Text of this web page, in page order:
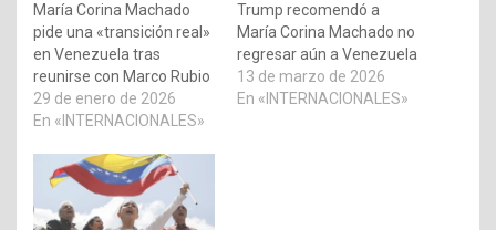
María Corina Machado
pide una «transición real»
en Venezuela tras
reunirse con Marco Rubio
29 de enero de 2026
En «INTERNACIONALES»
Trump recomendó a
María Corina Machado no
regresar aún a Venezuela
13 de marzo de 2026
En «INTERNACIONALES»